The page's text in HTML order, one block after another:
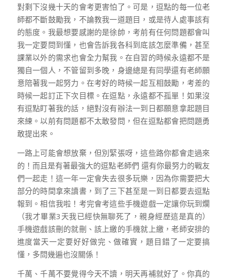
對剩下沒幾十天的會考更害怕了。可是，逗點的每一位老
師都不斷鼓勵我，不論教我一道題目，或是待人處事該有
的態度。我最想要感謝的是徐帥，考前有任何問題都會叫
我一定要問到懂，也會告訴我各科到底該怎麼準備，甚至
課業以外的需求也會全力幫我。在自習的時候永遠都不是
獨自一個人，不管留到多晚，身邊總是有同學還有老師願
意陪著我一起努力。在考好的時候一起互相鼓勵，考差的
時候一起訂正下次目標。在逗點，永遠都不孤單！如果沒
有逗點盯著我的話，絕對沒有辦法一到日都願意拿起題目
來練。以前有問題都不太敢發問，但在逗點都會把問題勇
敢提出來。
一路上可能會想放棄，但別緊張呀，這些路你都會走過來
的！而且是有著最強大的逗點老師們 還有你最努力的戰友
們一起走！這一年一定會失去很多玩樂，因為你需要把大
部分的時間拿來讀書，到了三下甚至是一到日都要去逗點
報到。相信我啦！考完會考這些手機遊戲一定讓你玩到爛
（我才畢業3天我已經快無聊死了，親身經歷這是真的）
手機遊戲該刪的就刪、該上繳的手機就上繳，老師安排的
進度當天一定要好好做完、做確實，題目錯了一定要搞
懂，多問幾遍也沒關係！
千萬、千萬不要覺得今天不讀，明天再補就好了。你真的